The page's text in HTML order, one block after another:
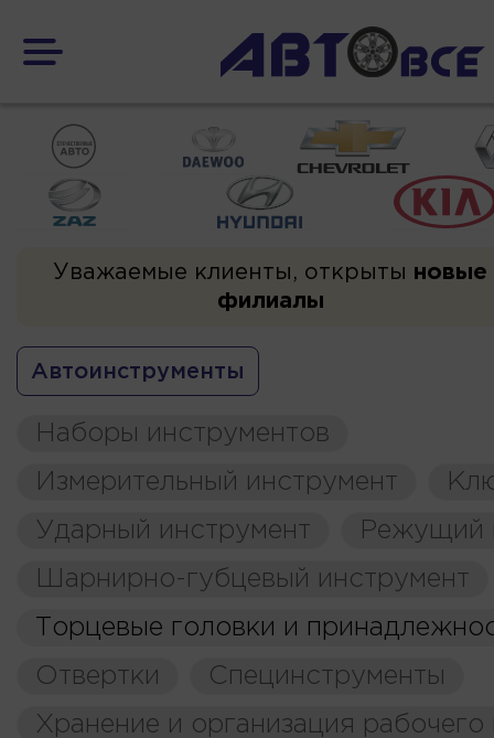
Уважаемые клиенты, открыты новые
филиалы
Автоинструменты
Наборы инструментов
Измерительный инструмент
Ударный инструмент
Режущий
Шарнирно-губцевый инструмент
Торцевые головки и
Отвертки
Специнструменты
Хранение и организация рабочего